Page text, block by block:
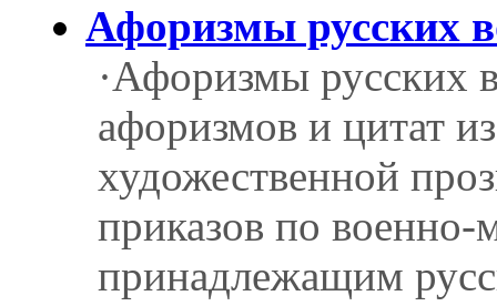
Афоризмы русских
·Афоризмы русских
афоризмов и цитат
художественной
приказов по военно-
принадлежащим